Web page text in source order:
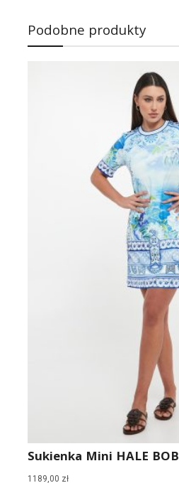
Podobne produkty
Sukienka Mini HALE BOB
1189,00 zł